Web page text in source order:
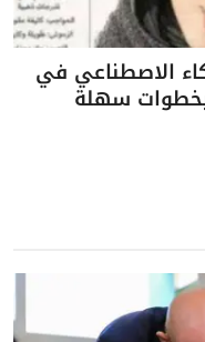
الاصطناعي في
سهلة